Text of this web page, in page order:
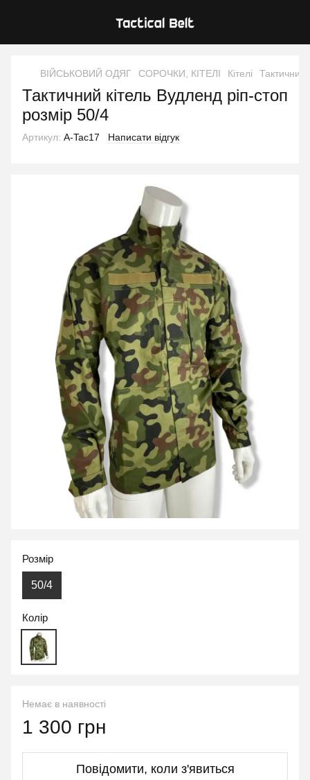
ВІЙСЬКОВИЙ ОДЯГ СОРОЧКИ, КІТЕЛІ Кітелі Тактичний
Тактичний кітель Вудленд ріп-стоп
розмір 50/4
Артикул: A-Tac17 Написати відгук
Розмір
50/4
Колір
Немає в наявності
1 300 грн
Повідомити, коли з'явиться